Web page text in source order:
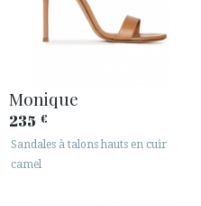
Monique
235 €
Sandales à talons hauts en cuir
camel